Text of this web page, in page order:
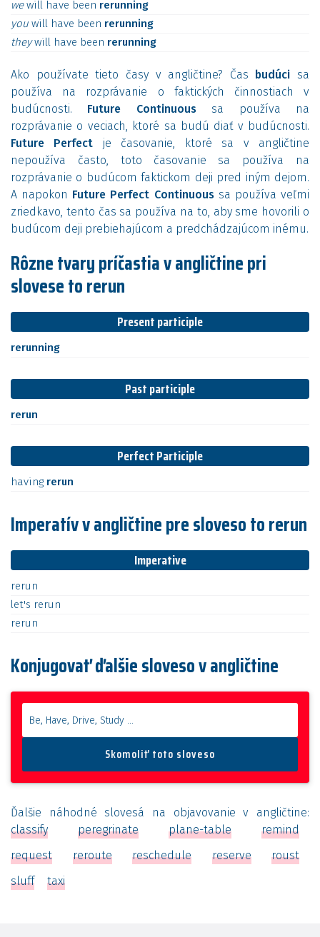
wewill have been rerunning
you will have been rerunning
theywill have been rerunning
Ako používate tieto časy v angličtine? Čas budúci sa
používa na rozprávanie o faktických činnostiach v
budúcnosti. Future Continuoussa používa na
rozprávanie o veciach, ktoré sa budú diať v budúcnosti.
Future Perfect je časovanie, ktoré sa v angličtine
nepoužíva často, toto časovanie sa používa na
rozprávanie o budúcom faktickom deji pred iným dejom.
A napokon Future Perfect Continuoussa používa veľmi
zriedkavo, tento čas sa používa na to, aby sme hovorili o
budúcom deji prebiehajúcom a predchádzajúcom inému.
Rôzne tvary príčastia v angličtine pri
slovese to rerun
Present participle
rerunning
Past participle
rerun
Perfect Participle
having rerun
Imperatív v angličtine pre sloveso to rerun
Imperative
rerun
let's rerun
rerun
Konjugovať ďalšie sloveso v angličtine
Ďalšie náhodné slovesá na objavovanie v angličtine:
classify
peregrinate plane-table
remind
request
reroute reschedule reserve
roust
sluff
taxi